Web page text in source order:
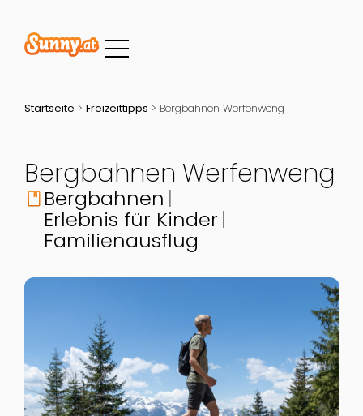
Startseite > Freizeittipps > Bergbahnen Werfenweng
Bergbahnen Werfenweng
book Bergbahnen
Erlebnis für Kinder
Familienausflug